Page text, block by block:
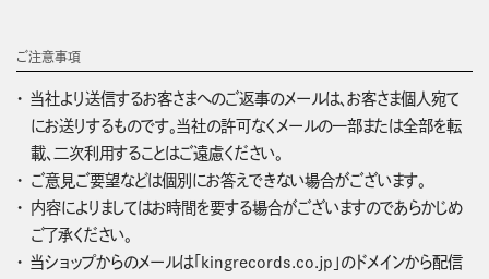
ご注意事項
当社より送信するお客さまへのご返事のメールは、お客さま個人宛て
にお送りするものです。当社の許可なくメールの一部または全部を転
載、二次利用することはご遠慮ください。
ご意見ご要望などは個別にお答えできない場合がございます。
内容によりましてはお時間を要する場合がございますのであらかじめ
ご了承ください。
当ショップからのメールは「kingrecords.co.jp」のドメインから配信